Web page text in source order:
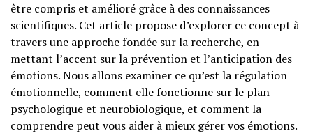
être compris et amélioré grâce à des connaissances
scientifiques. Cet article propose d’explorer ce concept à
travers une approche fondée sur la recherche, en
mettant l’accent sur la prévention et l’anticipation des
émotions. Nous allons examiner ce qu’est la régulation
émotionnelle, comment elle fonctionne sur le plan
psychologique et neurobiologique, et comment la
comprendre peut vous aider à mieux gérer vos émotions.